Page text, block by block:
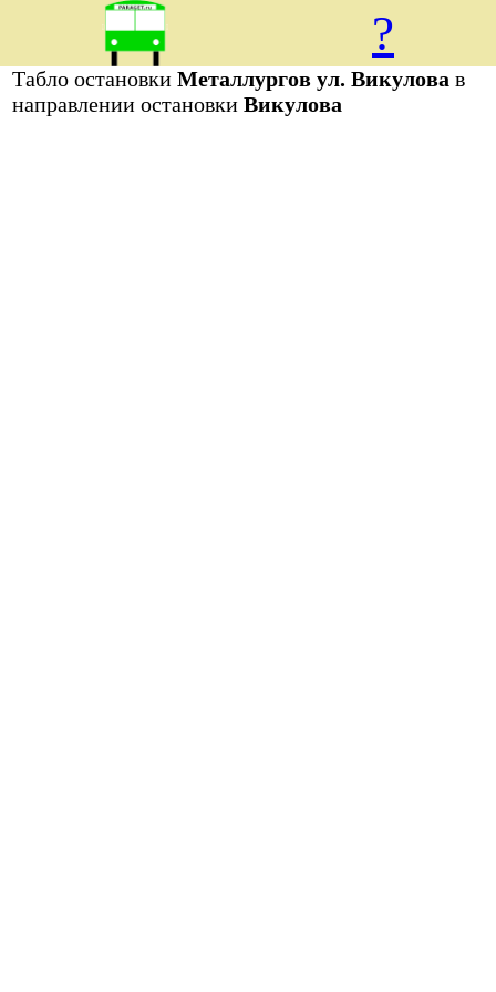
?
Табло остановкиМеталлургов ул. Викуловав
направлении остановкиВикулова